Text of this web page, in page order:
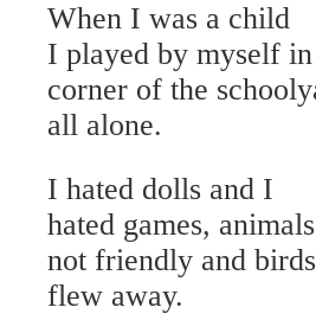
When I was a child
I played by myself in
corner of the
all alone.
I hated dolls and I
hated games,
not friendly and birds
flew away.